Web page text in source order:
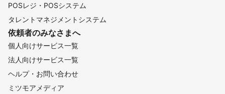
POSレジ・POSシステム
タレントマネジメントシステム
依頼者のみなさまへ
個人向けサービス一覧
法人向けサービス一覧
ヘルプ・お問い合わせ
ミツモアメディア